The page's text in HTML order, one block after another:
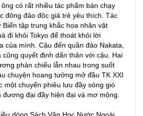
có rất nhiều tác phẩm bán chạy
đông đảo độc giả trẻ yêu thích. Tác
Biển tập trung khắc họa nhân vật
đi khỏi Tokyo để thoát khỏi lời
của mình. Cậu đến quần đảo Nakata,
quyết định dấn thân với cậu. Hai
phản chiếu lẫn nhau trong suốt
chuyện hoang tưởng mở đầu TK XXI
một chuyến phiêu lưu đầy sóng gió
đương đại đầy hiện đại và mơ mộng.
dòng Sách Văn Học Nước Ngoài